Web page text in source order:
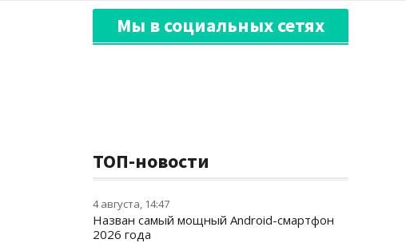
Мы в социальных сетях
ТОП-новости
4 августа, 14:47
Назван самый мощный Android-смартфон
2026 года